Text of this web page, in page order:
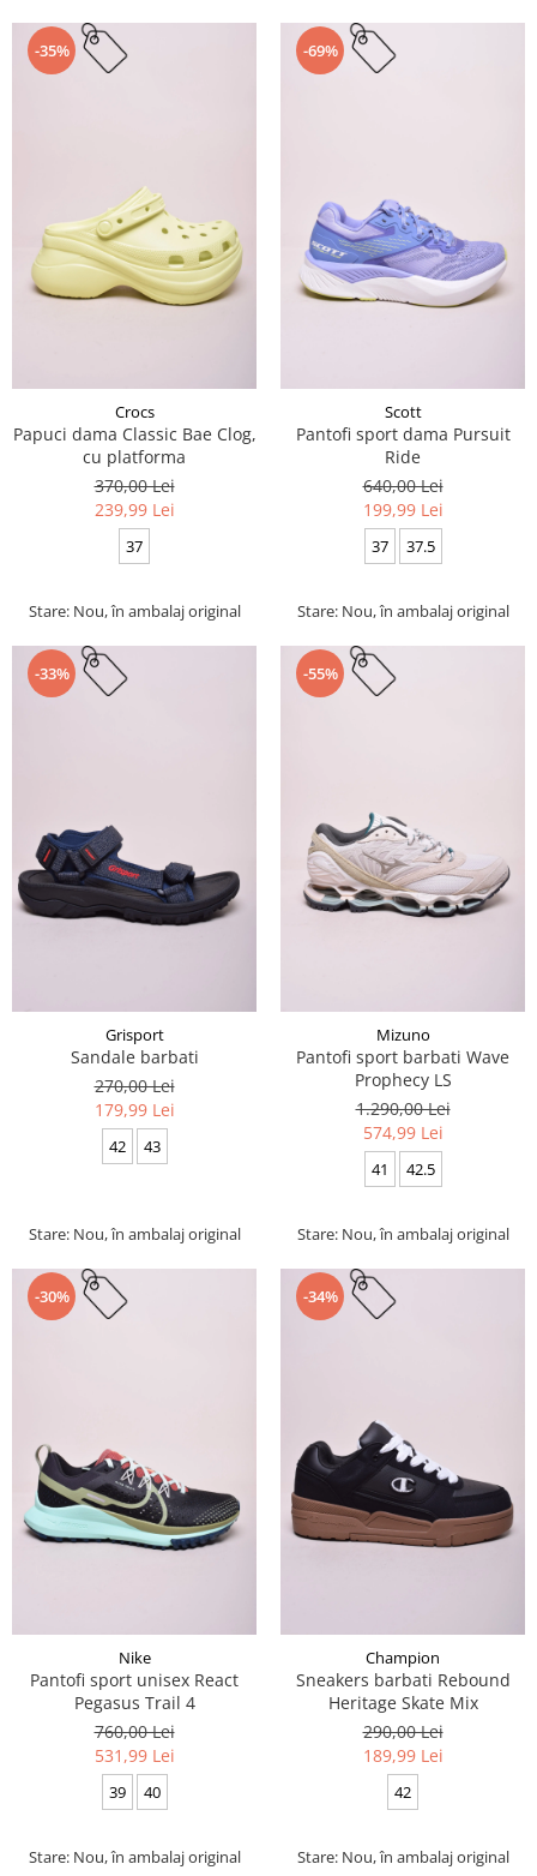
-35%
Crocs
Papuci dama Classic Bae Clog,
cu platforma
370,00 Lei
239,99 Lei
37
Stare: Nou, în ambalaj original
-69%
Scott
Pantofi sport dama Pursuit
Ride
640,00 Lei
199,99 Lei
37 37.5
Stare: Nou, în ambalaj original
-33%
Grisport
Sandale barbati
270,00 Lei
179,99 Lei
42 43
Stare: Nou, în ambalaj original
-55%
Mizuno
Pantofi sport barbati Wave
Prophecy LS
1.290,00 Lei
574,99 Lei
41 42.5
Stare: Nou, în ambalaj original
-30%
Nike
Pantofi sport unisex React
Pegasus Trail 4
760,00 Lei
531,99 Lei
39 40
Stare: Nou, în ambalaj original
-34%
Champion
Sneakers barbati Rebound
Heritage Skate Mix
290,00 Lei
189,99 Lei
42
Stare: Nou, în ambalaj original